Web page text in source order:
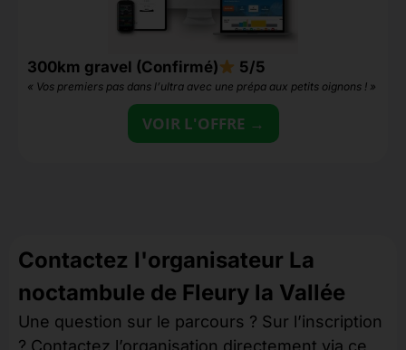
300km gravel (Confirmé) 5/5
« Vos premiers pas dans l’ultra avec une prépa aux petits oignons ! »
VOIR L'OFFRE →
Contactez l'organisateur La
noctambule de Fleury la Vallée
Une question sur le parcours ? Sur l’inscription
? Contactez l’organisation directement via ce